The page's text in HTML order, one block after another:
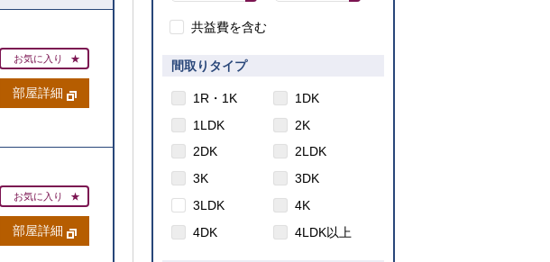
お気に入り
部屋詳細
お気に入り
部屋詳細
共益費を含む
間取りタイプ
1R・1K
1DK
1LDK
2K
2DK
2LDK
3K
3DK
3LDK
4K
4DK
4LDK以上